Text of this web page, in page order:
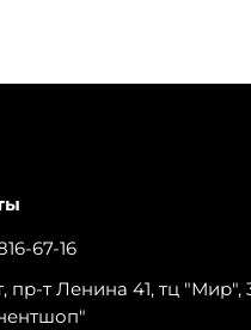
67-16
пр-т Ленина 41, тц "Мир",